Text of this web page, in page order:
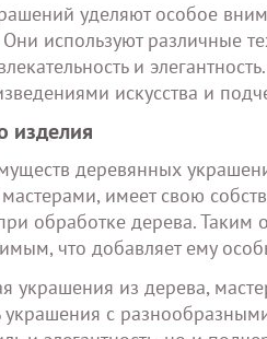
уделяют особое
используют различные
и
искусства и
изделия
деревянных
имеет свою
обработке дерева.
что добавляет ему
украшения из дерева,
украшения с